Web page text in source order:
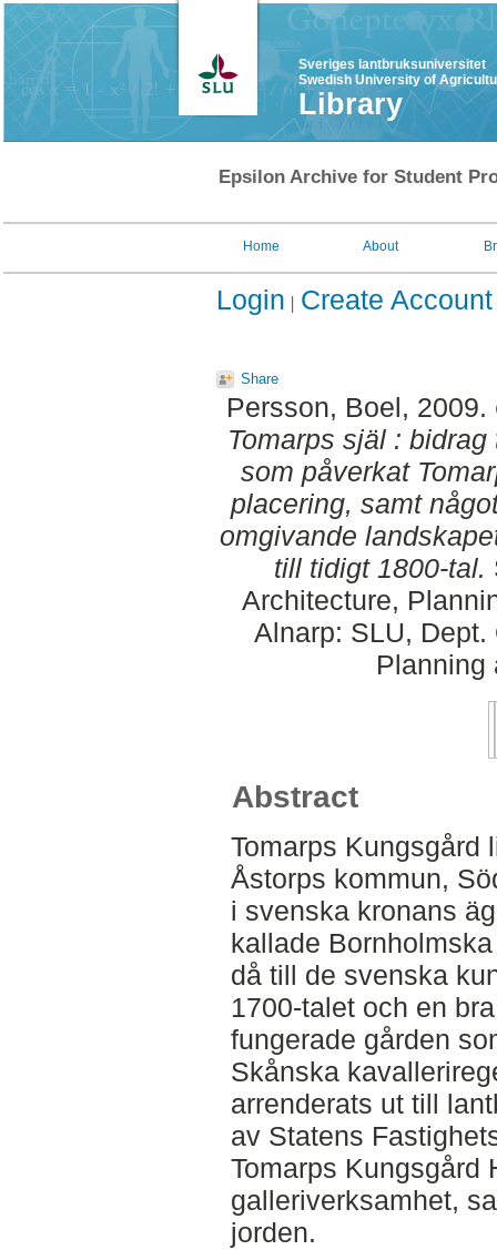
Sveriges lantbruksuniversitet
Swedish University of
Library
Epsilon Archive for Student
Home About
Login Create Account
Share
Persson, Boel, 2009.
Tomarps själ :
som påverkat
placering, samt
omgivande
till tidigt 1800-tal.
Architecture,
Alnarp: SLU,
Planning
Abstract
Tomarps Kungsgård
Åstorps kommun,
i svenska kronans
kallade
då till de svenska
1700-talet och en
fungerade gården
Skånska
arrenderats ut till
av Statens
Tomarps Kungsgård
galleriverksamhet,
jorden.